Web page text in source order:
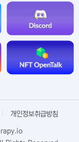
개인정보취급방침